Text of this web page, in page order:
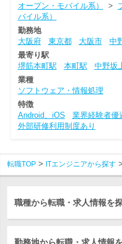
オープン・モバイル系）
>
バイル系）
勤務地
大阪府
東京都 大阪市
中
最寄り駅
堺筋本町駅
本町駅
中野坂
業種
ソフトウェア・情報処理
特徴
Android、iOS
業界経験者優
外部研修利用制度あり
転職TOP ITエンジニアから探す
職種から転職・求人情報を
勤務地から転職・求人情報